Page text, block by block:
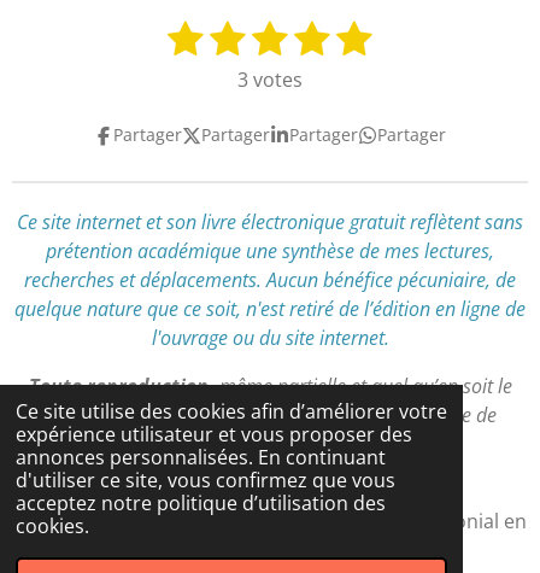
Ce site utilise des cookies afin d’améliorer votre
expérience utilisateur et vous proposer des
annonces personnalisées. En continuant
d'utiliser ce site, vous confirmez que vous
acceptez notre politique d’utilisation des
cookies.
a
:
é
t
o
e
s
1
o
i
l
e
2
o
i
l
e
s
3
é
o
i
l
e
s
4
é
o
i
l
e
s
5
o
i
l
e
s
y
r
l
'
é
v
a
l
u
a
t
i
o
n
3 votes
Partager Partager Partager Partager
Ce site internet et son livre électronique gratuit reflètentsans
prétention académique une synthèse de mes lectures,
recherches et déplacements.Aucun bénéfice pécuniaire, de
quelque nature que ce soit, n'est retiré de l’édition en ligne de
l'ouvrage ou du site internet.
Toute reproduction,même partielle et quel qu’en soit le
support,est interditesans autorisation préalable de
l’auteur.
© 2024 - 2026 Atlas Pratique du Tourisme Patrimonial en